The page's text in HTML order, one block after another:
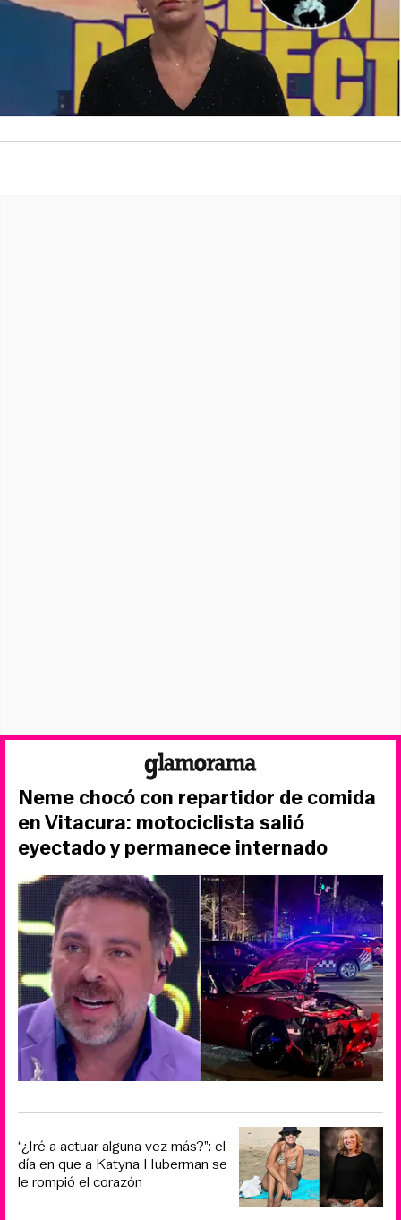
Neme chocó con repartidor de comida
en Vitacura: motociclista salió
eyectado y permanece internado
“¿Iré a actuar alguna vez más?”: el
día en que a Katyna Huberman se
le rompió el corazón